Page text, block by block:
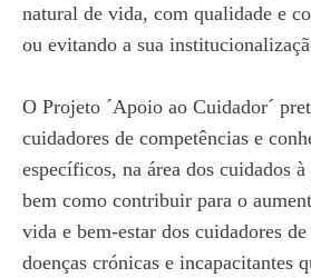
natural de vida, com qualidade e
ou evitando a sua
O Projeto ´Apoio ao Cuidador´
cuidadores de competências e
específicos, na área dos cuidados à
bem como contribuir para o
vida e bem-estar dos cuidadores de
doenças crónicas e incapacitantes